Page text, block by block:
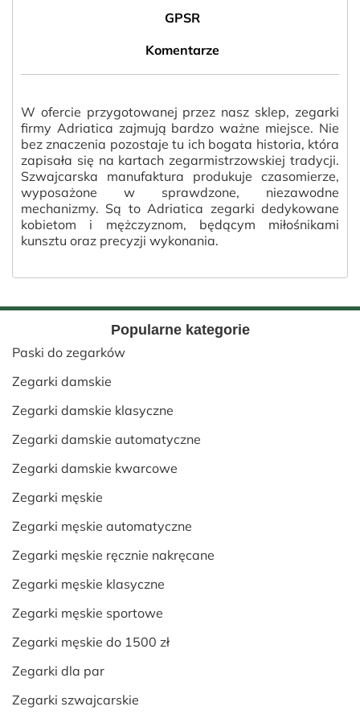
GPSR
Komentarze
W ofercie przygotowanej przez nasz sklep, zegarki
firmy Adriatica zajmują bardzo ważne miejsce. Nie
bez znaczenia pozostaje tu ich bogata historia, która
zapisała się na kartach zegarmistrzowskiej tradycji.
Szwajcarska manufaktura produkuje czasomierze,
wyposażone w sprawdzone, niezawodne
mechanizmy. Są to Adriatica zegarki dedykowane
kobietom i mężczyznom, będącym miłośnikami
kunsztu oraz precyzji wykonania.
Popularne kategorie
Paski do zegarków
Zegarki damskie
Zegarki damskie klasyczne
Zegarki damskie automatyczne
Zegarki damskie kwarcowe
Zegarki męskie
Zegarki męskie automatyczne
Zegarki męskie ręcznie nakręcane
Zegarki męskie klasyczne
Zegarki męskie sportowe
Zegarki męskie do 1500 zł
Zegarki dla par
Zegarki szwajcarskie